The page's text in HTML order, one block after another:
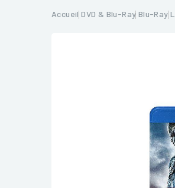
Accueil DVD & Blu-Ray Blu-Ray